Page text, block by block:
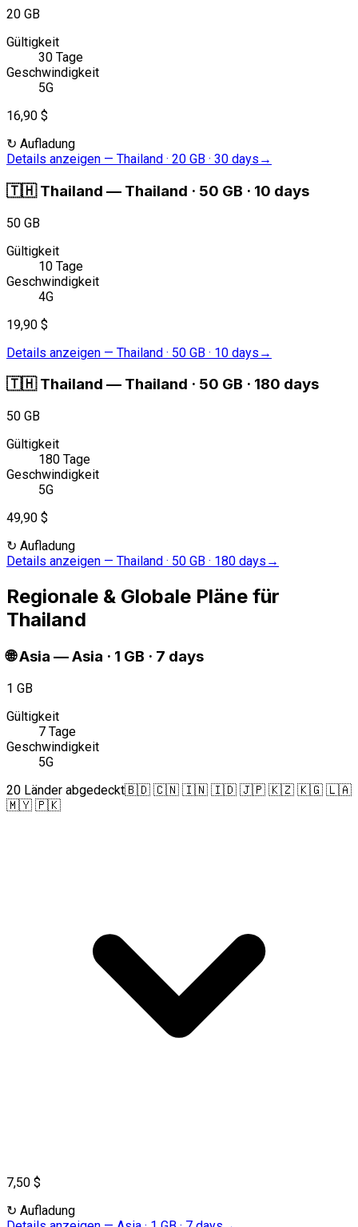
20 GB
Gültigkeit
30 Tage
Geschwindigkeit
5G
16,90 $
↻ Aufladung
Details anzeigen — Thailand · 20 GB · 30 days →
🇹🇭 Thailand — Thailand · 50 GB · 10 days
50 GB
Gültigkeit
10 Tage
Geschwindigkeit
4G
19,90 $
Details anzeigen — Thailand · 50 GB · 10 days →
🇹🇭 Thailand — Thailand · 50 GB · 180 days
50 GB
Gültigkeit
180 Tage
Geschwindigkeit
5G
49,90 $
↻ Aufladung
Details anzeigen — Thailand · 50 GB · 180 days →
Regionale & Globale Pläne für
Thailand
🌐Asia —Asia · 1 GB · 7 days
1 GB
Gültigkeit
7 Tage
Geschwindigkeit
5G
20 Länder abgedeckt🇧🇩 🇨🇳 🇮🇳 🇮🇩 🇯🇵 🇰🇿 🇰🇬 🇱🇦
🇲🇾 🇵🇰
7,50 $
↻ Aufladung